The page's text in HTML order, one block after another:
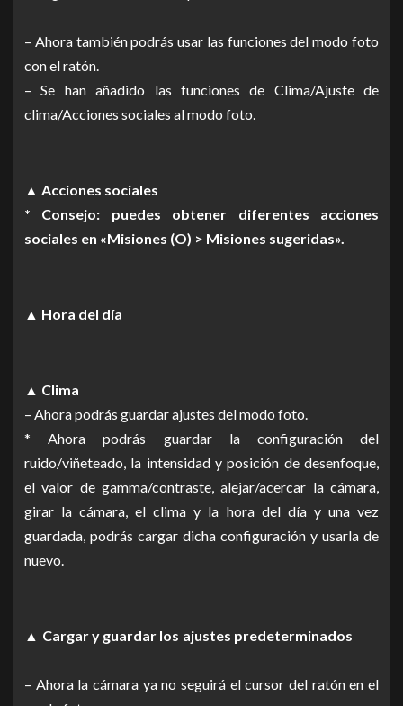
– Ahora también podrás usar las funciones del modo foto
con el ratón.
– Se han añadido las funciones de Clima/Ajuste de
clima/Acciones sociales al modo foto.
▲ Acciones sociales
* Consejo: puedes obtener diferentes acciones
sociales en «Misiones (O) > Misiones sugeridas».
▲ Hora del día
▲ Clima
– Ahora podrás guardar ajustes del modo foto.
* Ahora podrás guardar la configuración del
ruido/viñeteado, la intensidad y posición de desenfoque,
el valor de gamma/contraste, alejar/acercar la cámara,
girar la cámara, el clima y la hora del día y una vez
guardada, podrás cargar dicha configuración y usarla de
nuevo.
▲ Cargar y guardar los ajustes predeterminados
– Ahora la cámara ya no seguirá el cursor del ratón en el